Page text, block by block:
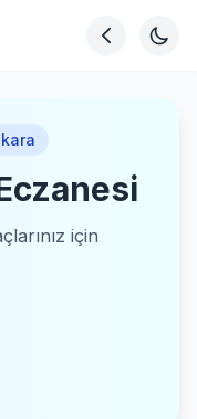
için